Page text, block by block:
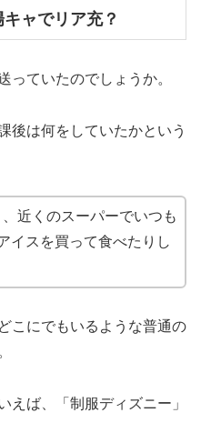
ャでリア充？
っていたのでしょうか。
後は何をしていたかという
近くのスーパーでいつも
イスを買って食べたりし
こにでもいるような普通の
えば、「制服ディズニー」